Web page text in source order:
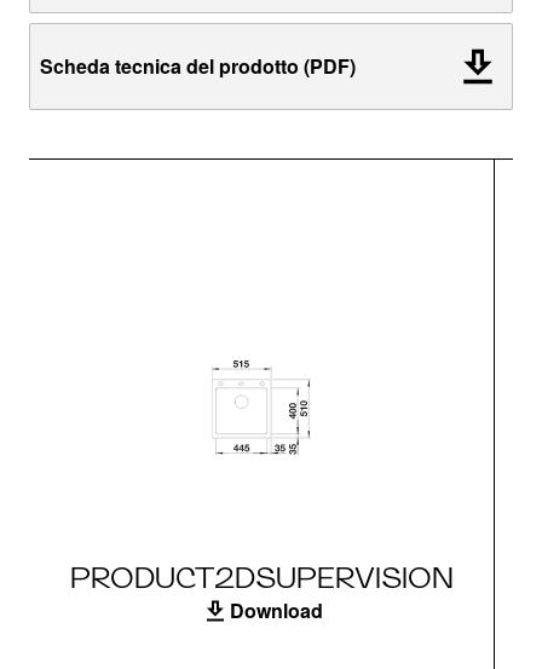
Scheda tecnica del prodotto (PDF)
PRODUCT2DSUPERVISION
Download